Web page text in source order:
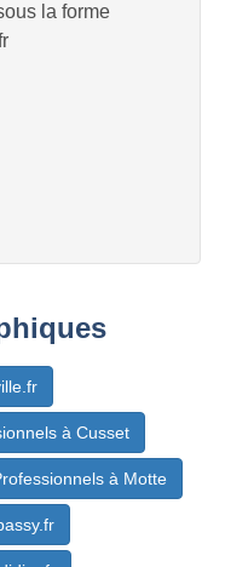
la forme
à Cusset
à Motte